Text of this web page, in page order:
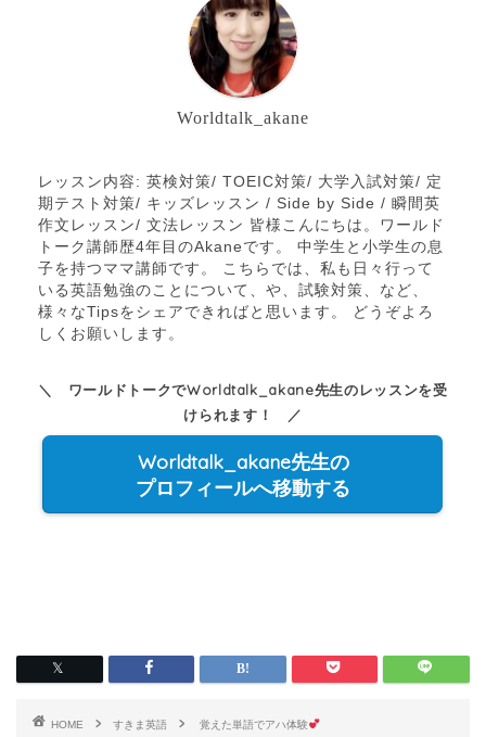
Worldtalk_akane
レッスン内容: 英検対策/ TOEIC対策/ 大学入試対策/ 定
期テスト対策/ キッズレッスン / Side by Side / 瞬間英
作文レッスン/ 文法レッスン 皆様こんにちは。ワールド
トーク講師歴4年目のAkaneです。 中学生と小学生の息
子を持つママ講師です。 こちらでは、私も日々行って
いる英語勉強のことについて、や、試験対策、など、
様々なTipsをシェアできればと思います。 どうぞよろ
しくお願いします。
＼ ワールドトークでWorldtalk_akane先生のレッスンを受
けられます！ ／
Worldtalk_akane先生の
プロフィールへ移動する
HOME すきま英語 覚えた単語でアハ体験